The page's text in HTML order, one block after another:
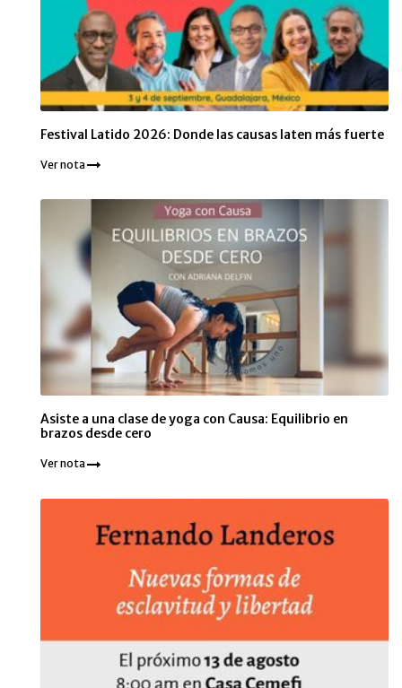
Festival Latido 2026: Donde las causas laten más fuerte
Ver nota
Asiste a una clase de yoga con Causa: Equilibrio en
brazos desde cero
Ver nota